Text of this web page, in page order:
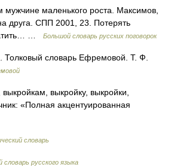
маленького роста. Максимов,
друга. СПП 2001, 23. Потерять
…
Большой словарь русских поговорок
Толковый словарь Ефремовой. Т. Ф.
выкройку, выкройки,
«Полная акцентуированная
словарь
русского языка